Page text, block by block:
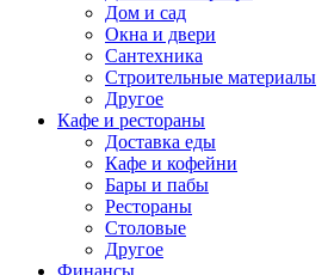
Дом и сад
Окна и двери
Сантехника
Строительные материалы
Другое
Кафе и рестораны
Доставка еды
Кафе и кофейни
Бары и пабы
Рестораны
Столовые
Другое
Финансы